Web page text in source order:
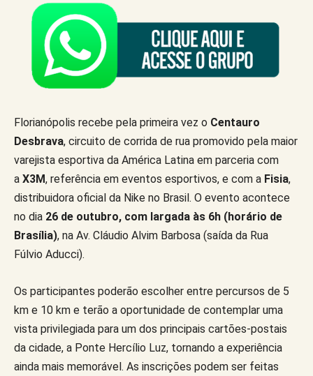
Florianópolis recebe pela primeira vez o Centauro
Desbrava, circuito de corrida de rua promovido pela maior
varejista esportiva da América Latina em parceria com
a X3M, referência em eventos esportivos, e com a Fisia,
distribuidora oficial da Nike no Brasil. O evento acontece
no dia 26 de outubro, com largada às 6h (horário de
Brasília), na Av. Cláudio Alvim Barbosa (saída da Rua
Fúlvio Aducci).
Os participantes poderão escolher entre percursos de 5
km e 10 km e terão a oportunidade de contemplar uma
vista privilegiada para um dos principais cartões-postais
da cidade, a Ponte Hercílio Luz, tornando a experiência
ainda mais memorável. As inscrições podem ser feitas